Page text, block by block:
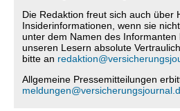
Die Redaktion freut sich auch über
Insiderinformationen, wenn sie
unter dem Namen des
unseren Lesern absolute
bitte an
Allgemeine Pressemitteilungen